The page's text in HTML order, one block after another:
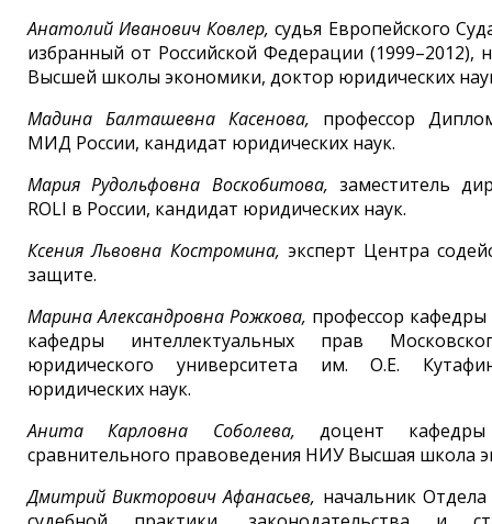
Анатолий Иванович Ковлер, судья Европейского
избранный от Российской Федерации
Высшей школы экономики, доктор юридических
Мадина Балташевна Касенова, профессор
МИД России, кандидат юридических наук.
Мария Рудольфовна Воскобитова, заместитель
ROLI в России, кандидат юридических наук.
Ксения Львовна Костромина, эксперт Центра
защите.
Марина Александровна Рожкова, профессор
кафедры интеллектуальных прав
юридического университета им. О.Е.
юридических наук.
Анита Карловна Соболева, доцент
сравнительного правоведения НИУ Высшая школа
Дмитрий Викторович Афанасьев, начальник